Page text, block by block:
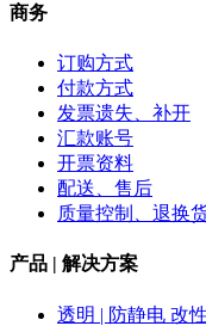
商务
订购方式
付款方式
发票遗失、补开
汇款账号
开票资料
配送、售后
质量控制、退换
产品 | 解决方案
透明 | 防静电 改性